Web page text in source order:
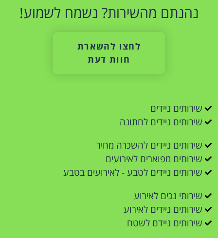
נהנתם מהשירות? נשמח לשמוע!
לחצו להשארת
חוות דעת
שירותים ניידים
שירותים ניידים לחתונה
שירותים ניידים להשכרה מחיר
שירותים מפוארים לאירועים
שירותים ניידים לטבע - לאירועים בטבע
שירותי נכים לאירוע
שירותים ניידים לאירוע
שירותים ניידם לשטח